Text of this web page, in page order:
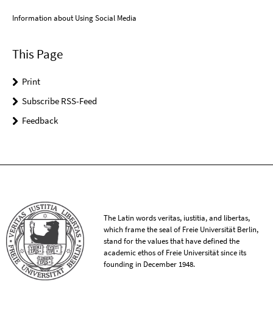
Information about Using Social Media
This Page
Print
Subscribe RSS-Feed
Feedback
The Latin words veritas, iustitia, and libertas,
which frame the seal of Freie Universität Berlin,
stand for the values that have defined the
academic ethos of Freie Universität since its
founding in December 1948.